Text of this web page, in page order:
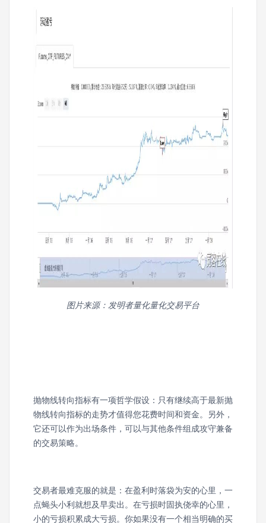
图片来源：发明者量化量化交易平台
抛物线转向指标有一项哲学假设：只有继续高于最新抛
物线转向指标的走势才值得您花费时间和资金。另外，
它还可以作为出场条件，可以与其他条件组成攻守兼备
的交易策略。
交易者最难克服的就是：在盈利时落袋为安的心里，一
点蝇头小利就想及早卖出。在亏损时固执侥幸的心里，
小的亏损积累成大亏损。你如果没有一个相当明确的买